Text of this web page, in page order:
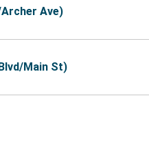
Ave)
Main St)